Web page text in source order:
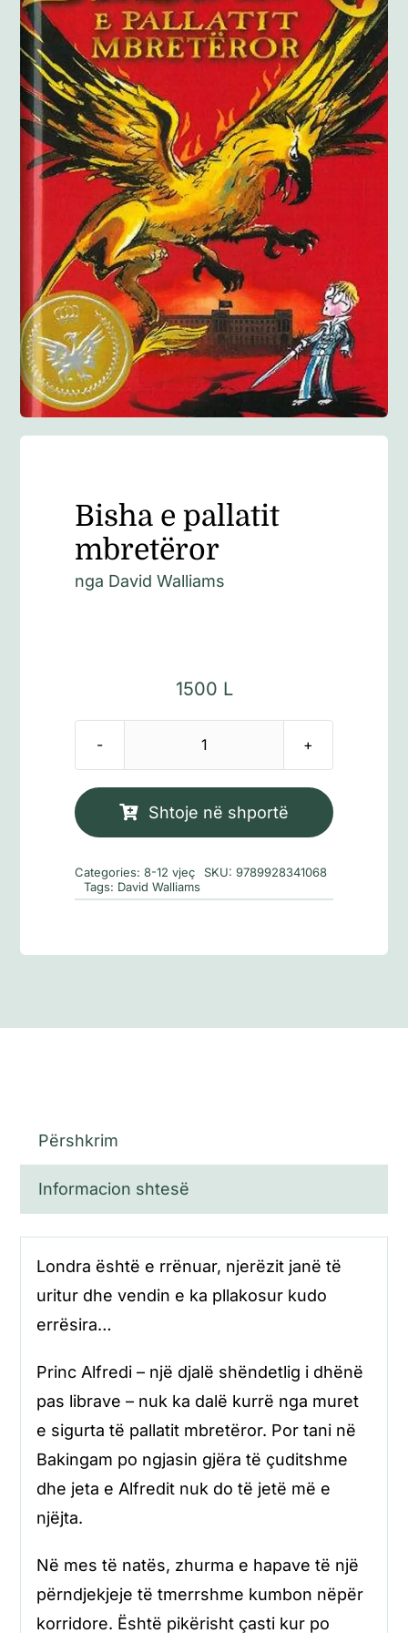
Anglisht
Ditarë
Evente
Blog
Bisha e pallatit
mbretëror
nga David Walliams
1500 L
Sasi
e
Shtoje në shportë
Categories:8-12 vjeç SKU:9789928341068
Tags: David Walliams
Përshkrim
Informacion shtesë
Londra është e rrënuar, njerëzit janë të
uritur dhe vendin e ka pllakosur kudo
errësira…
Princ Alfredi – një djalë shëndetlig i dhënë
pas librave – nuk ka dalë kurrë nga muret
e sigurta të pallatit mbretëror. Por tani në
Bakingam po ngjasin gjëra të çuditshme
dhe jeta e Alfredit nuk do të jetë më e
njëjta.
Në mes të natës, zhurma e hapave të një
përndjekjeje të tmerrshme kumbon nëpër
korridore. Është pikërisht çasti kur po